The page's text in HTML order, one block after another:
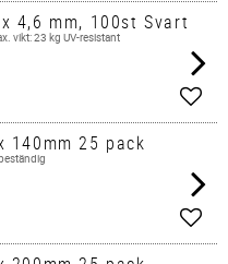
4,6 mm, 100st Svart
vikt: 23 kg UV-resistant
140mm 25 pack